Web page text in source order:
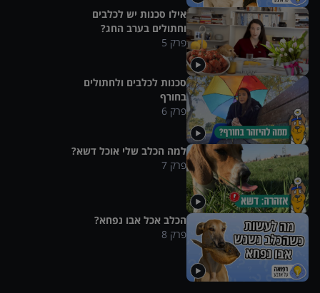
אילו סכנות יש לכלבים
וחתולים בערב החג?
פרק 5
סכנות לכלבים ולחתולים
בחורף
פרק6
למה הכלב שלי אוכל דשא?
פרק7
הכלב אכל אבו נפחא?
פרק8